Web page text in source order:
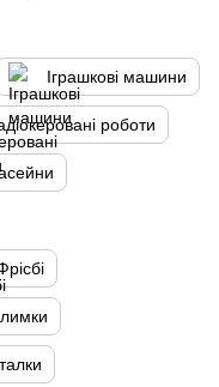
Іграшкові машини
роботи